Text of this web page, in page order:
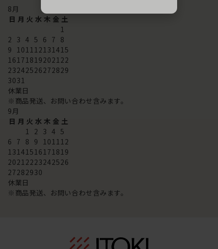
8月
日 月 火 水 木 金 土
1
2 3 4 5 6 7 8
9 101112131415
16171819202122
23242526272829
3031
休業日
※商品発送、お問い合わせ含みます。
9月
日 月 火 水 木 金 土
1 2 3 4 5
6 7 8 9 101112
13141516171819
20212223242526
27282930
休業日
※商品発送、お問い合わせ含みます。